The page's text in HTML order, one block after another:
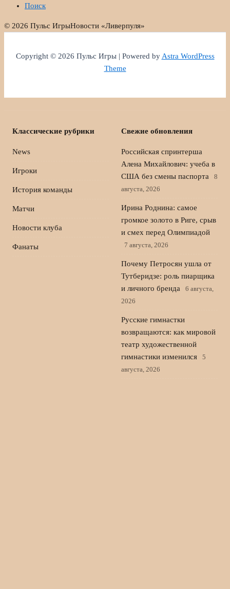
Поиск
© 2026 Пульс ИгрыНовости «Ливерпуля»
Copyright © 2026 Пульс Игры | Powered byAstra WordPress
Theme
Классические рубрики
News
Игроки
История команды
Матчи
Новости клуба
Фанаты
Свежие обновления
Российская спринтерша
Алена Михайлович: учеба в
США без смены паспорта
8
августа, 2026
Ирина Роднина: самое
громкое золото в Риге, срыв
и смех перед Олимпиадой
7 августа, 2026
Почему Петросян ушла от
Тутберидзе: роль пиарщика
и личного бренда
6 августа,
2026
Русские гимнастки
возвращаются: как мировой
театр художественной
гимнастики изменился
5
августа, 2026